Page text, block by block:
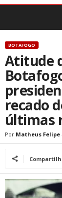
BOTAFOGO
Atitude
recado
últimas
Por Matheus Felipe